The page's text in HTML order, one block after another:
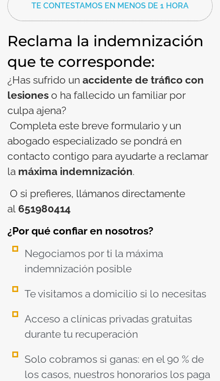
TE CONTESTAMOS EN MENOS DE 1 HORA
Reclama la indemnización
que te corresponde:
¿Has sufrido un accidente de tráfico con
lesiones o ha fallecido un familiar por
culpa ajena?
Completa este breve formulario y un
abogado especializado se pondrá en
contacto contigo para ayudarte a reclamar
la máxima indemnización.
O si prefieres, llámanos directamente
al 651980414
¿Por qué confiar en nosotros?
Negociamos por ti la máxima
indemnización posible
Te visitamos a domicilio si lo necesitas
Acceso a clínicas privadas gratuitas
durante tu recuperación
Solo cobramos si ganas: en el 90 % de
los casos, nuestros honorarios los paga